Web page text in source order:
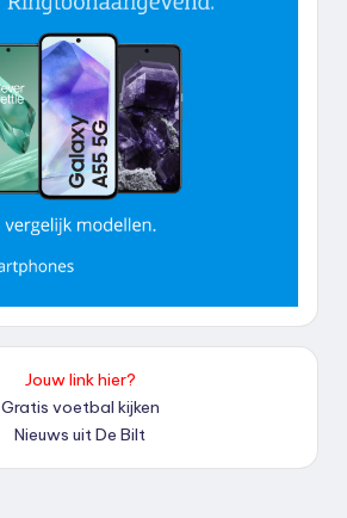
Jouw link hier?
Gratis voetbal kijken
Nieuws uit De Bilt